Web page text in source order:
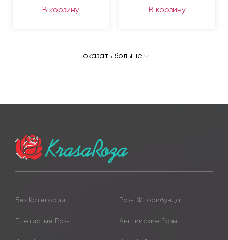
В корзину В корзину
Показать больше
Без Категории Розы Флорибунда
Плетистые Розы Английские Розы